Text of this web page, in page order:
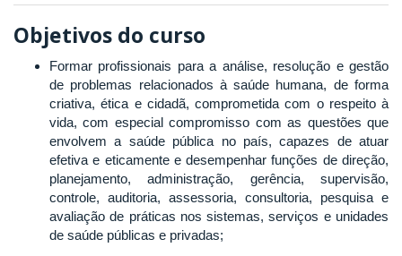
Objetivos do curso
Formar profissionais para a análise, resolução e gestão
de problemas relacionados à saúde humana, de forma
criativa, ética e cidadã, comprometida com o respeito à
vida, com especial compromisso com as questões que
envolvem a saúde pública no país, capazes de atuar
efetiva e eticamente e desempenhar funções de direção,
planejamento, administração, gerência, supervisão,
controle, auditoria, assessoria, consultoria, pesquisa e
avaliação de práticas nos sistemas, serviços e unidades
de saúde públicas e privadas;